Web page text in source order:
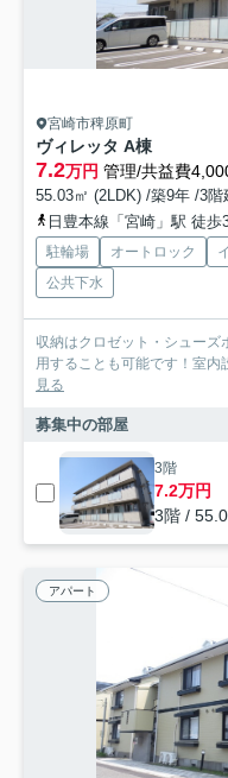
宮崎市稗原町
ヴィレッタ A棟
7.2万円 管理/共益費
55.03㎡ (2LDK) /築9年 /3階
日豊本線「宮崎」駅 徒歩
駐輪場 オートロック
公共下水
収納はクロゼット・シューズ
用することも可能です！室内
見る
募集中の部屋
3階
7.2万円
3階 /
アパート